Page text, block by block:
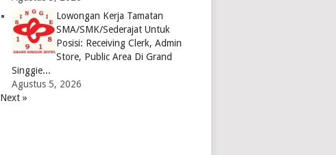
Lowongan Kerja Tamatan
SMA/SMK/Sederajat Untuk
Posisi: Receiving Clerk, Admin
Store, Public Area Di Grand
Singgie...
Agustus 5, 2026
Next »